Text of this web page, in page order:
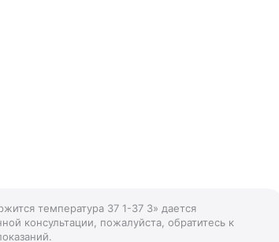
температура 37 1-37 3» дается
консультации, пожалуйста, обратитесь к